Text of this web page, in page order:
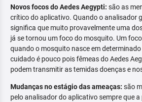
Novos focos do Aedes Aegypti: são as
crítico do aplicativo. Quando o analisador
significa que muito provavelmente uma
já se tornou um foco do mosquito. Um
quando o mosquito nasce em
cuidado é pouco pois fêmeas do Aedes
podem transmitir as temidas doenças e
Mudanças no estágio das ameaças: são
pelo analisador do aplicativo sempre que